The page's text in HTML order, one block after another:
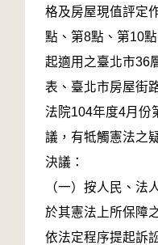
格及房屋現值評定
點、第8點、第10
起適用之臺北市36
表、臺北市房屋街
法院104年度4月份
議，有牴觸憲法之
決議：
（一）按人民、法
於其憲法上所保障
依法定程序提起訴